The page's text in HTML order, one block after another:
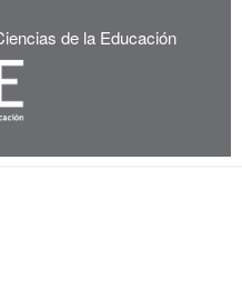
de la Educación